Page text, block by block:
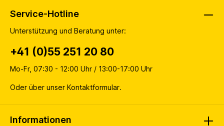
Service-Hotline
Unterstützung und Beratung unter:
+41 (0)55 251 20 80
Mo-Fr, 07:30 - 12:00 Uhr / 13:00-17:00 Uhr
Oder über unser Kontaktformular.
Informationen